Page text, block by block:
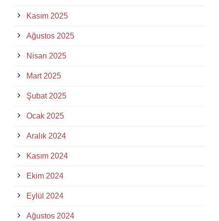
Kasım 2025
Ağustos 2025
Nisan 2025
Mart 2025
Şubat 2025
Ocak 2025
Aralık 2024
Kasım 2024
Ekim 2024
Eylül 2024
Ağustos 2024